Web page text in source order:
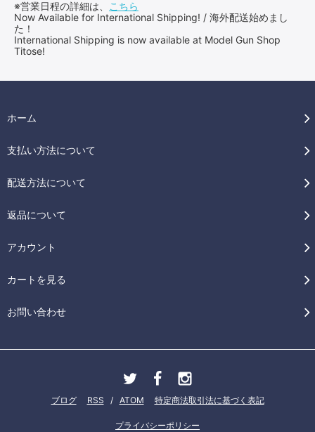
※営業日程の詳細は、
こちら
Now Available for International Shipping! / 海外配送始めまし
た！
International Shipping is now available at Model Gun Shop
Titose!
ホーム
支払い方法について
配送方法について
返品について
アカウント
カートを見る
お問い合わせ
ブログ RSS / ATOM 特定商法取引法に基づく表記
プライバシーポリシー